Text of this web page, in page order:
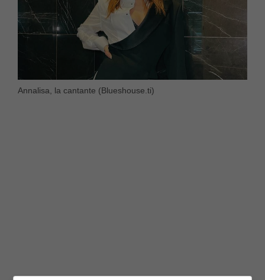
Annalisa, la cantante (Blueshouse.ti)